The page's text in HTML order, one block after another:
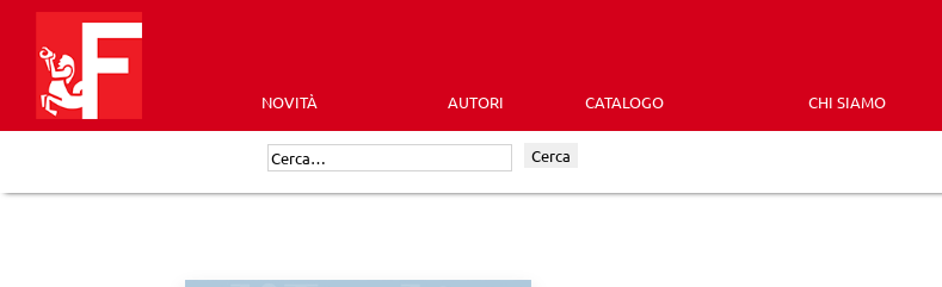
content
Futura
Editrice
NOVITÀ AUTORI CATALOGO CHI SIAMO
Cerca: Cerca